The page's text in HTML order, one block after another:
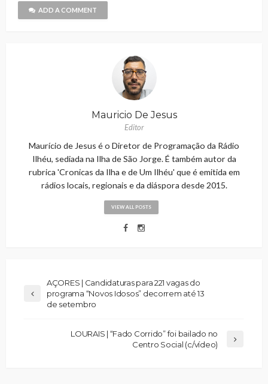
ADD A COMMENT
Mauricio De Jesus
Editor
Maurício de Jesus é o Diretor de Programação da Rádio
Ilhéu, sediada na Ilha de São Jorge. É também autor da
rubrica 'Cronicas da Ilha e de Um Ilhéu' que é emitida em
rádios locais, regionais e da diáspora desde 2015.
VIEW ALL POSTS
AÇORES | Candidaturas para 221 vagas do
programa “Novos Idosos” decorrem até 13
de setembro
LOURAIS | “Fado Corrido” foi bailado no
Centro Social (c/vídeo)